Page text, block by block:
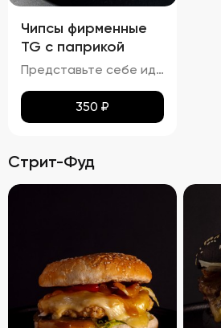
Чипсы фирменные
TG с паприкой
Представьте себе идеальное сочетание тонкого лаваша, превращенного в золотистые, равномерно подрумяненные чипсы. Каждый кусочек покрыт тонким слоем паприки, которая придает им легкий, но ощутимый аромат и пикантность. Эти чипсы не просто хрустят – они буквально тают во рту, оставляя приятное послевкусие соли и нежной остроты. Идеальный перекус для любого случая!
350 ₽
Стрит-Фуд